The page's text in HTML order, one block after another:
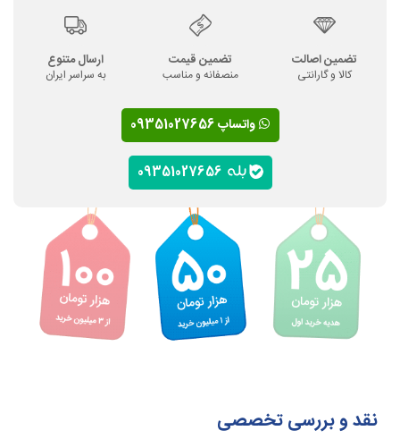
تضمین اصالت
کالا و گارانتی
تضمین قیمت
منصفانه و مناسب
ارسال متنوع
به سراسر ایران
واتساپ 09351027656
نقد و بررسی تخصصی